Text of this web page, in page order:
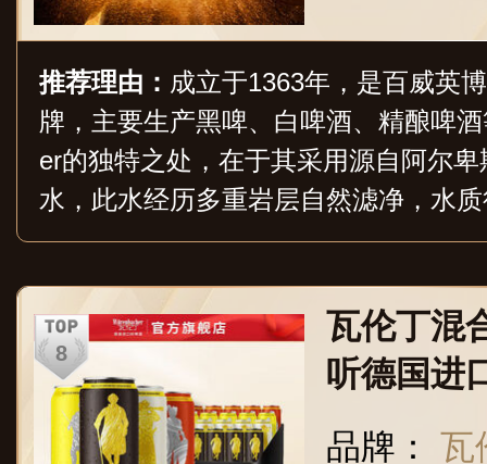
推荐理由： 成立于1363年，是百威英
牌，主要生产黑啤、白啤酒、精酿啤
er的独特之处，在于其采用源自阿尔
水，此水经历多重岩层自然滤净，水
古老的酿造技艺，制作过程遵循高生
瓦伦丁混
听德国进
性)四口
品牌：
瓦